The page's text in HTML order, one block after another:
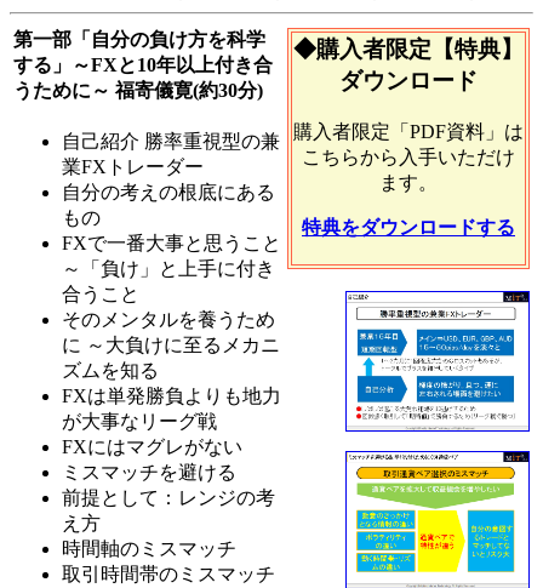
第一部「自分の負け方を科学
する」～FXと10年以上付き合
うために～ 福寄儀寛(約30分)
自己紹介 勝率重視型の兼
業FXトレーダー
自分の考えの根底にある
もの
FXで一番大事と思うこと
～「負け」と上手に付き
合うこと
そのメンタルを養うため
に ～大負けに至るメカニ
ズムを知る
FXは単発勝負よりも地力
が大事なリーグ戦
FXにはマグレがない
ミスマッチを避ける
前提として：レンジの考
え方
時間軸のミスマッチ
取引時間帯のミスマッチ
◆購入者限定【特典】
ダウンロード
購入者限定「PDF資料」は
こちらから入手いただけ
ます。
特典をダウンロードする